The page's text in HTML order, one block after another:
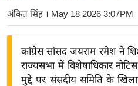
ज़
ने
द्यो
अंकित सिंह। May 18 2026 3:07PM
कांग्रेस सांसद जयराम रमेश ने
राज्यसभा में विशेषाधिकार
मुद्दे पर संसदीय समिति के